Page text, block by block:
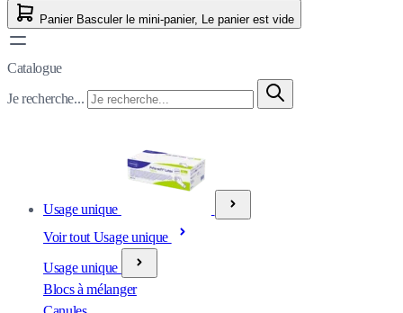
Panier Basculer le mini-panier, Le panier est vide
Catalogue
Je recherche...
Usage unique
Voir tout Usage unique
Usage unique
Blocs à mélanger